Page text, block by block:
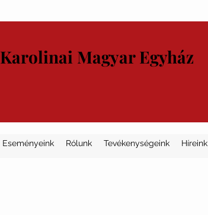
Karolinai Magyar Egyház
Eseményeink Rólunk Tevékenységeink Híreink